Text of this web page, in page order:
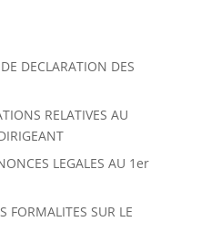
DECLARATION DES
RELATIVES AU
LEGALES AU 1er
SUR LE